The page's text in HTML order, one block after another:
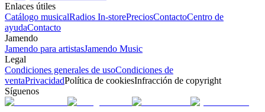
Enlaces útiles
Catálogo musicalRadios In-storePreciosContactoCentro de
ayudaContacto
Jamendo
Jamendo para artistasJamendo Music
Legal
Condiciones generales de usoCondiciones de
ventaPrivacidadPolítica de cookiesInfracción de copyright
Síguenos